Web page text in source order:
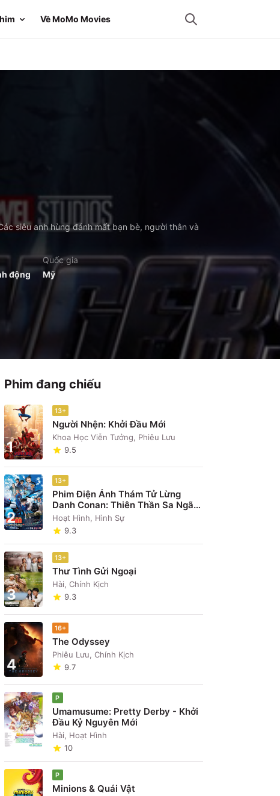
Về MoMo Movies
siêu anh hùng đánh mất bạn bè, người thân và
động
Quốc gia
Mỹ
Phim đang chiếu
1
13+
Người Nhện: Khởi Đầu Mới
Khoa Học Viễn Tưởng, Phiêu Lưu
9.5
2
13+
Phim Điện Ảnh Thám Tử Lừng
Danh Conan: Thiên Thần Sa Ngã
Trên Xa Lộ
Hoạt Hình, Hình Sự
9.3
3
13+
Thư Tình Gửi Ngoại
Hài, Chính Kịch
9.3
4
16+
The Odyssey
Phiêu Lưu, Chính Kịch
9.7
5
P
Umamusume: Pretty Derby - Khởi
Đầu Kỷ Nguyên Mới
Hài, Hoạt Hình
10
P
Minions & Quái Vật